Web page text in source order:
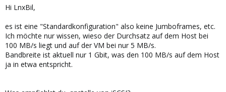
Hi LnxBil,
es ist eine "Standardkonfiguration" also keine Jumboframes, etc.
Ich möchte nur wissen, wieso der Durchsatz auf dem Host bei
100 MB/s liegt und auf der VM bei nur 5 MB/s.
Bandbreite ist aktuell nur 1 Gbit, was den 100 MB/s auf dem Host
ja in etwa entspricht.